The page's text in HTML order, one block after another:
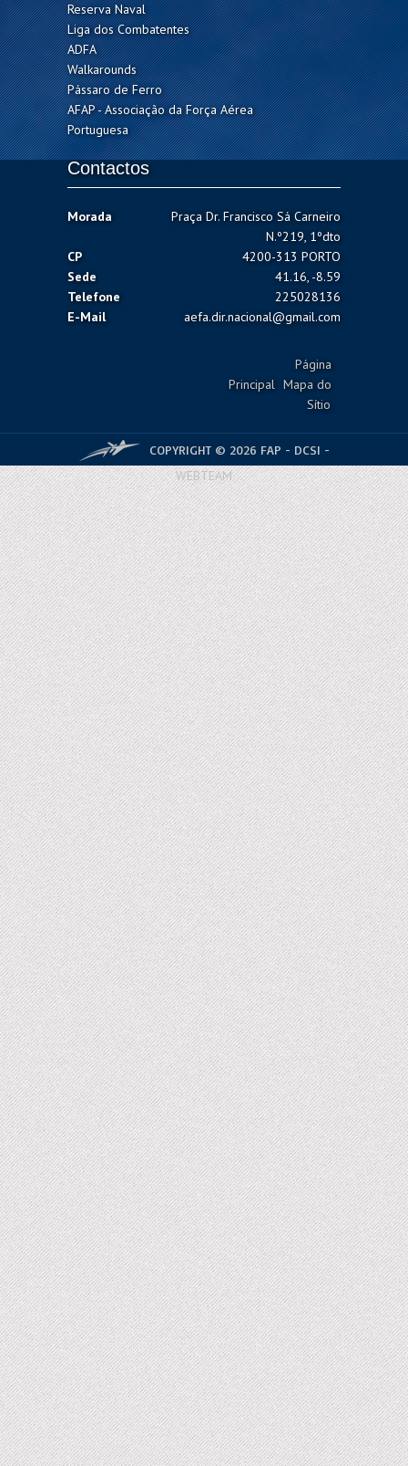
Reserva Naval
Liga dos Combatentes
ADFA
Walkarounds
Pássaro de Ferro
AFAP - Associação da Força Aérea
Portuguesa
Contactos
Morada
Praça Dr. Francisco Sá Carneiro
N.º219, 1ºdto
CP
4200-313 PORTO
Sede
41.16, -8.59
Telefone
225028136
E-Mail
aefa.dir.nacional@gmail.com
Página
Principal Mapa do
Sítio
COPYRIGHT © 2026 FAP - DCSI -
WEBTEAM